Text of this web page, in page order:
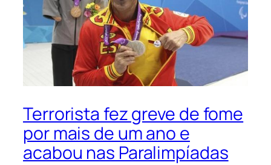
Terrorista fez greve de fome
por mais de um ano e
acabou nas Paralimpíadas